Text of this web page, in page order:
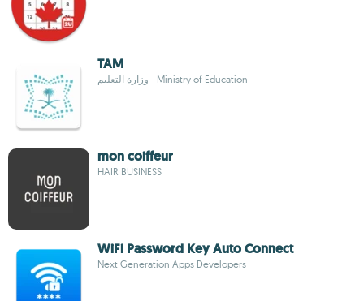
TAM
وزارة التعليم - Ministry of Education
mon coiffeur
HAIR BUSINESS
WiFi Password Key Auto Connect
Next Generation Apps Developers